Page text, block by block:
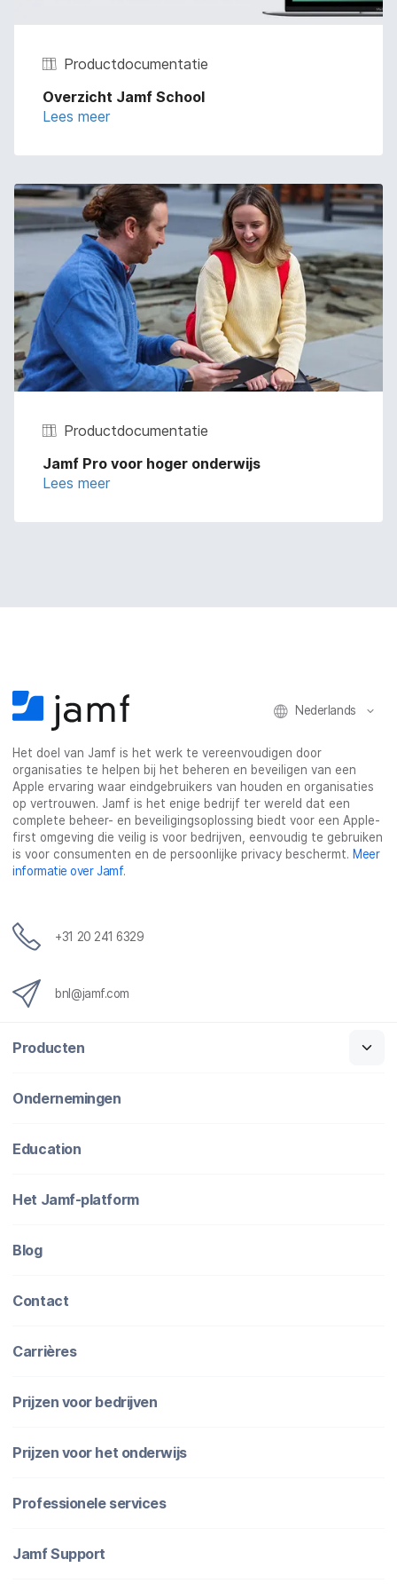
Productdocumentatie
Overzicht Jamf School
Lees meer
Productdocumentatie
Jamf Pro voor hoger onderwijs
Lees meer
Nederlands
Het doel van Jamf is het werk te vereenvoudigen door
organisaties te helpen bij het beheren en beveiligen van een
Apple ervaring waar eindgebruikers van houden en organisaties
op vertrouwen. Jamf is het enige bedrijf ter wereld dat een
complete beheer- en beveiligingsoplossing biedt voor een Apple-
first omgeving die veilig is voor bedrijven, eenvoudig te gebruiken
is voor consumenten en de persoonlijke privacy beschermt. Meer
informatie over Jamf.
+31 20 241 6329
bnl@jamf.com
Producten
Ondernemingen
Education
Het Jamf-platform
Blog
Contact
Carrières
Prijzen voor bedrijven
Prijzen voor het onderwijs
Professionele services
Jamf Support